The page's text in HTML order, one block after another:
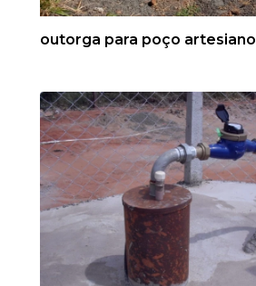
outorga para poço artesiano